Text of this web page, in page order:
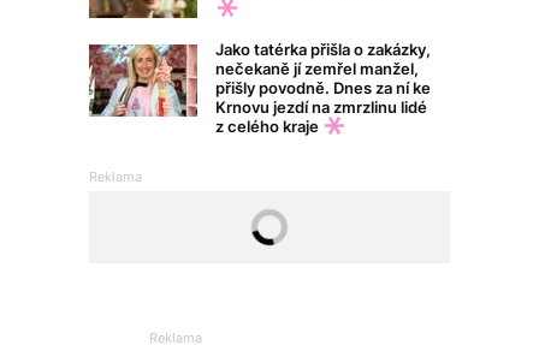
Jako tatérka přišla o zakázky,
nečekaně jí zemřel manžel,
přišly povodně. Dnes za ní ke
Krnovu jezdí na zmrzlinu lidé
z celého kraje